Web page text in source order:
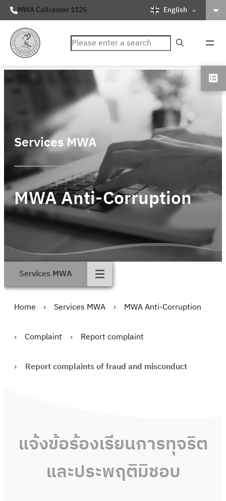
MWA Callcenter 1125 English
ค้นหา
Services MWA
MWA Anti-Corruption
Services MWA
Home Services MWA MWA Anti-Corruption
Complaint Report complaint
Report complaints of fraud and misconduct
แจ้งข้อร้องเรียนการทุจริต
และประพฤติมิชอบ